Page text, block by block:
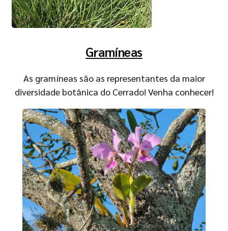
Gramíneas
As gramíneas são as representantes da maior
diversidade botânica do Cerrado! Venha conhecer!